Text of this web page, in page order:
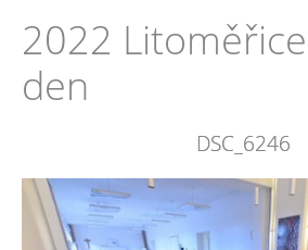
2022
den
DSC_6246